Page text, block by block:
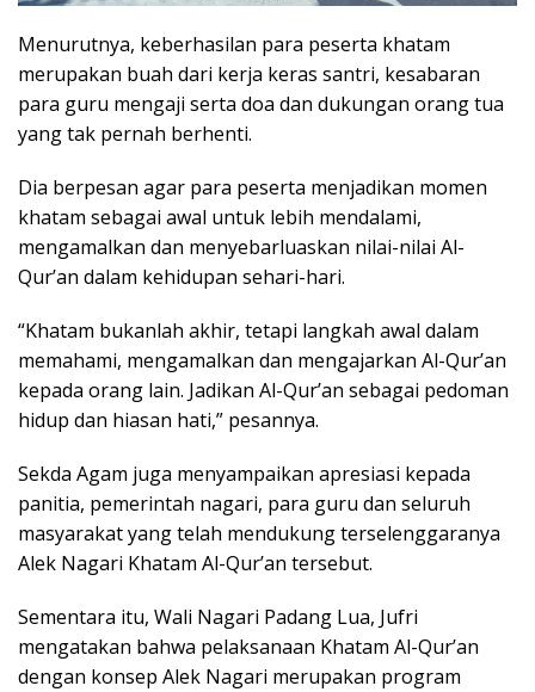
Menurutnya, keberhasilan para peserta khatam
merupakan buah dari kerja keras santri, kesabaran
para guru mengaji serta doa dan dukungan orang tua
yang tak pernah berhenti.
Dia berpesan agar para peserta menjadikan momen
khatam sebagai awal untuk lebih mendalami,
mengamalkan dan menyebarluaskan nilai-nilai Al-
Qur’an dalam kehidupan sehari-hari.
“Khatam bukanlah akhir, tetapi langkah awal dalam
memahami, mengamalkan dan mengajarkan Al-Qur’an
kepada orang lain. Jadikan Al-Qur’an sebagai pedoman
hidup dan hiasan hati,” pesannya.
Sekda Agam juga menyampaikan apresiasi kepada
panitia, pemerintah nagari, para guru dan seluruh
masyarakat yang telah mendukung terselenggaranya
Alek Nagari Khatam Al-Qur’an tersebut.
Sementara itu, Wali Nagari Padang Lua, Jufri
mengatakan bahwa pelaksanaan Khatam Al-Qur’an
dengan konsep Alek Nagari merupakan program